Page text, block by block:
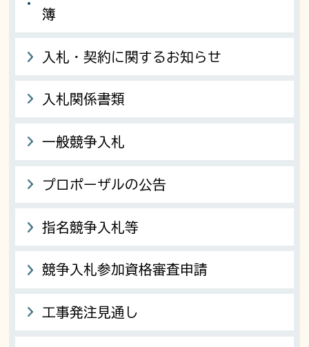
簿
入札・契約に関するお知らせ
入札関係書類
一般競争入札
プロポーザルの公告
指名競争入札等
競争入札参加資格審査申請
工事発注見通し